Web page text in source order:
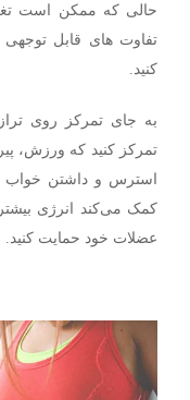
حالی که ممکن است
تفاوت های قابل
کنید.
به جای تمرکز روی
تمرکز کنید که ورزش،
استرس و داشتن خواب
کمک می‌کند انرژی
عضلات خود حمایت کنید.